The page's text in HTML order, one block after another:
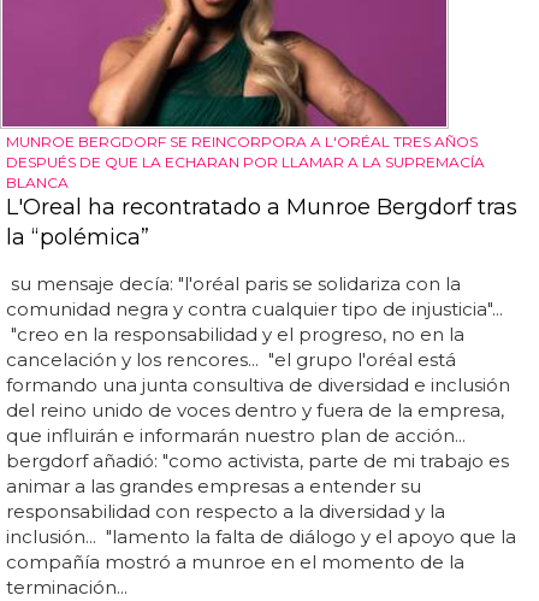
MUNROE BERGDORF SE REINCORPORA A L'ORÉAL TRES AÑOS
DESPUÉS DE QUE LA ECHARAN POR LLAMAR A LA SUPREMACÍA
BLANCA
L'Oreal ha recontratado a Munroe Bergdorf tras
la “polémica”
su mensaje decía: "l'oréal paris se solidariza con la
comunidad negra y contra cualquier tipo de injusticia"...
"creo en la responsabilidad y el progreso, no en la
cancelación y los rencores... "el grupo l'oréal está
formando una junta consultiva de diversidad e inclusión
del reino unido de voces dentro y fuera de la empresa,
que influirán e informarán nuestro plan de acción...
bergdorf añadió: "como activista, parte de mi trabajo es
animar a las grandes empresas a entender su
responsabilidad con respecto a la diversidad y la
inclusión... "lamento la falta de diálogo y el apoyo que la
compañía mostró a munroe en el momento de la
terminación...